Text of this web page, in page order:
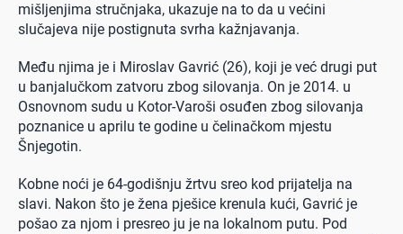
mišljenjima stručnjaka, ukazuje na to da u većini
slučajeva nije postignuta svrha kažnjavanja.
Među njima je i Miroslav Gavrić (26), koji je već drugi put
u banjalučkom zatvoru zbog silovanja. On je 2014. u
Osnovnom sudu u Kotor-Varoši osuđen zbog silovanja
poznanice u aprilu te godine u čelinačkom mjestu
Šnjegotin.
Kobne noći je 64-godišnju žrtvu sreo kod prijatelja na
slavi. Nakon što je žena pješice krenula kući, Gavrić je
pošao za njom i presreo ju je na lokalnom putu. Pod